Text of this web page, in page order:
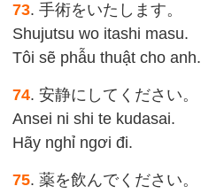
73. 手術をいたします。
Shujutsu wo itashi masu.
Tôi sẽ phẫu thuật cho anh.
74. 安静にしてください。
Ansei ni shi te kudasai.
Hãy nghỉ ngơi đi.
75. 薬を飲んでください。